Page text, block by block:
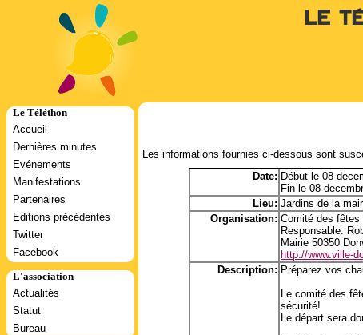
Le
Le Téléthon
Accueil
Dernières minutes
Evénements
Manifestations
Partenaires
Editions précédentes
Twitter
Facebook
L'association
Actualités
Statut
Bureau
Les informations fournies ci-dessous sont
Date: Début le 08
Fin le 08
Lieu: Jardins de la
Organisation: Comité des fêtes
Responsable:
Mairie 50350
http://www.ville-
Description: Préparez vos
Le comité des
sécurité!
Le départ sera